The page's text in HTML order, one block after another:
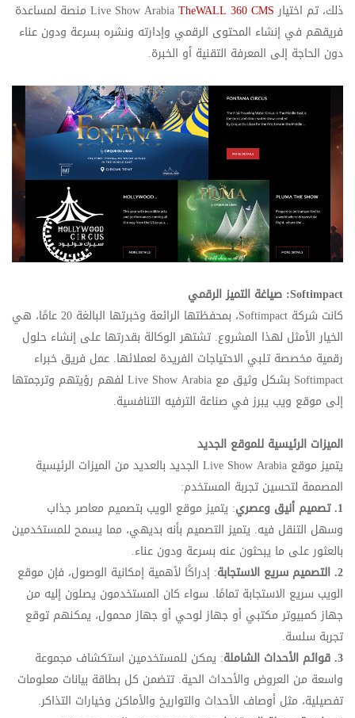
ذلك، تم اختيار Live Show ArabiaTheWALL 360 CMS
منصة لمساعدة
فريقهم في إنشاء المحتوى الرقمي وإدارته ونشره بسرعة ودون عناء
دون الحاجة إلى المعرفة التقنية أو الخبرة.
Softimpact: صياغة التميز الرقمي
كانت شركة Softimpact، بمحفظتها الرائعة وخبرتها البالغة 20 عامًا، هي
الخيار الأمثل لهذا المشروع. تشتهر الوكالة بقدرتها على إنشاء حلول
رقمية مخصصة تلبي الاحتياجات الفريدة لعملائها. عمل فريق خبراء
Softimpact بشكل وثيق مع Live Show Arabia لفهم رؤيتهم وترجمتها
إلى موقع ويب يبرز في صناعة الترفيه التنافسية.
الميزات الرئيسية للموقع الجديد
يتميز موقع Live Show Arabia الجديد بالعديد من الميزات الرئيسية
المصممة لتحسين تجربة المستخدم:
1. تصميم أنيق وعصري
: يتميز موقع الويب بتصميم معاصر جذاب
وسهل التنقل فيه. يتميز التصميم بأنه بديهي، مما يسمح للمستخدمين
بالعثور على ما يبحثون عنه بسرعة ودون عناء.
2. التصميم سريع الاستجابة
: إدراكًا لأهمية إمكانية الوصول، فإن موقع
الويب سريع الاستجابة تمامًا. سواء كان المستخدمون يصلون إليه من
جهاز كمبيوتر مكتبي أو جهاز لوحي أو جهاز محمول، يمكنهم توقع
تجربة سلسة.
3. قوائم الأحداث الشاملة
: يمكن للمستخدمين استكشاف مجموعة
واسعة من العروض والأحداث الحية. تتضمن كل بطاقة بيانات معلومات
تفصيلية، مثل أوصاف الأحداث والتواريخ والأماكن وخيارات التذاكر.